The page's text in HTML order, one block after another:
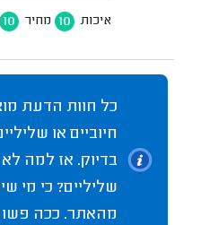
איכות 10 מחיר 10
כל חוות הדעת
חיוביים או
בדיוק. אז למה לא
שליליים? כי מי
מהאתר. ככה